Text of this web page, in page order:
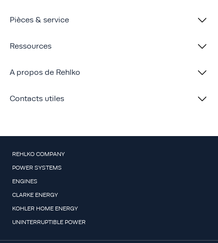
Pièces & service
Ressources
A propos de Rehlko
Contacts utiles
REHLKO COMPANY
POWER SYSTEMS
ENGINES
CLARKE ENERGY
KOHLER HOME ENERGY
UNINTERRUPTIBLE POWER